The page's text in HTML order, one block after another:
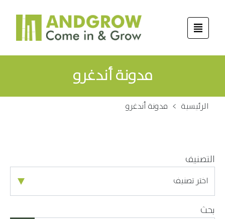
مدونة أندغرو
الرئيسية > مدونة أندغرو
التصنيف
بحث